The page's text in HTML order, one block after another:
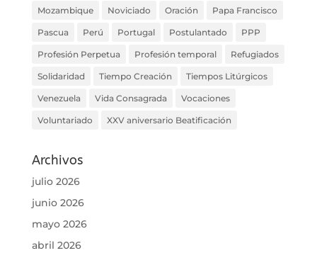
Mozambique Noviciado Oración Papa Francisco
Pascua Perú Portugal Postulantado PPP
Profesión Perpetua Profesión temporal Refugiados
Solidaridad Tiempo Creación Tiempos Litúrgicos
Venezuela Vida Consagrada Vocaciones
Voluntariado XXV aniversario Beatificación
Archivos
julio 2026
junio 2026
mayo 2026
abril 2026